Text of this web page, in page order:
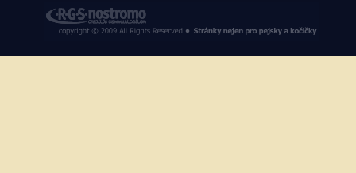
RGS Nostromo